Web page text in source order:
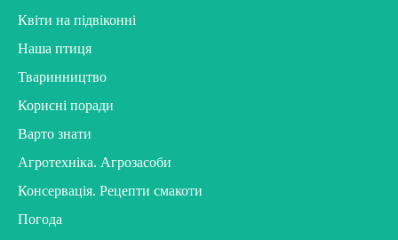
Квіти на підвіконні
Наша птиця
Тваринництво
Корисні поради
Варто знати
Агротехніка. Агрозасоби
Консервація. Рецепти смакоти
Погода